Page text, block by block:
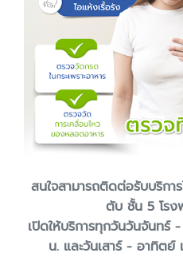
สนใจสามารถติดต่อรับบริกา
ตับ ชั้น 5 โรง
เปิดให้บริการทุกวันวันจันท
น. และวันเสาร์ - อาทิต